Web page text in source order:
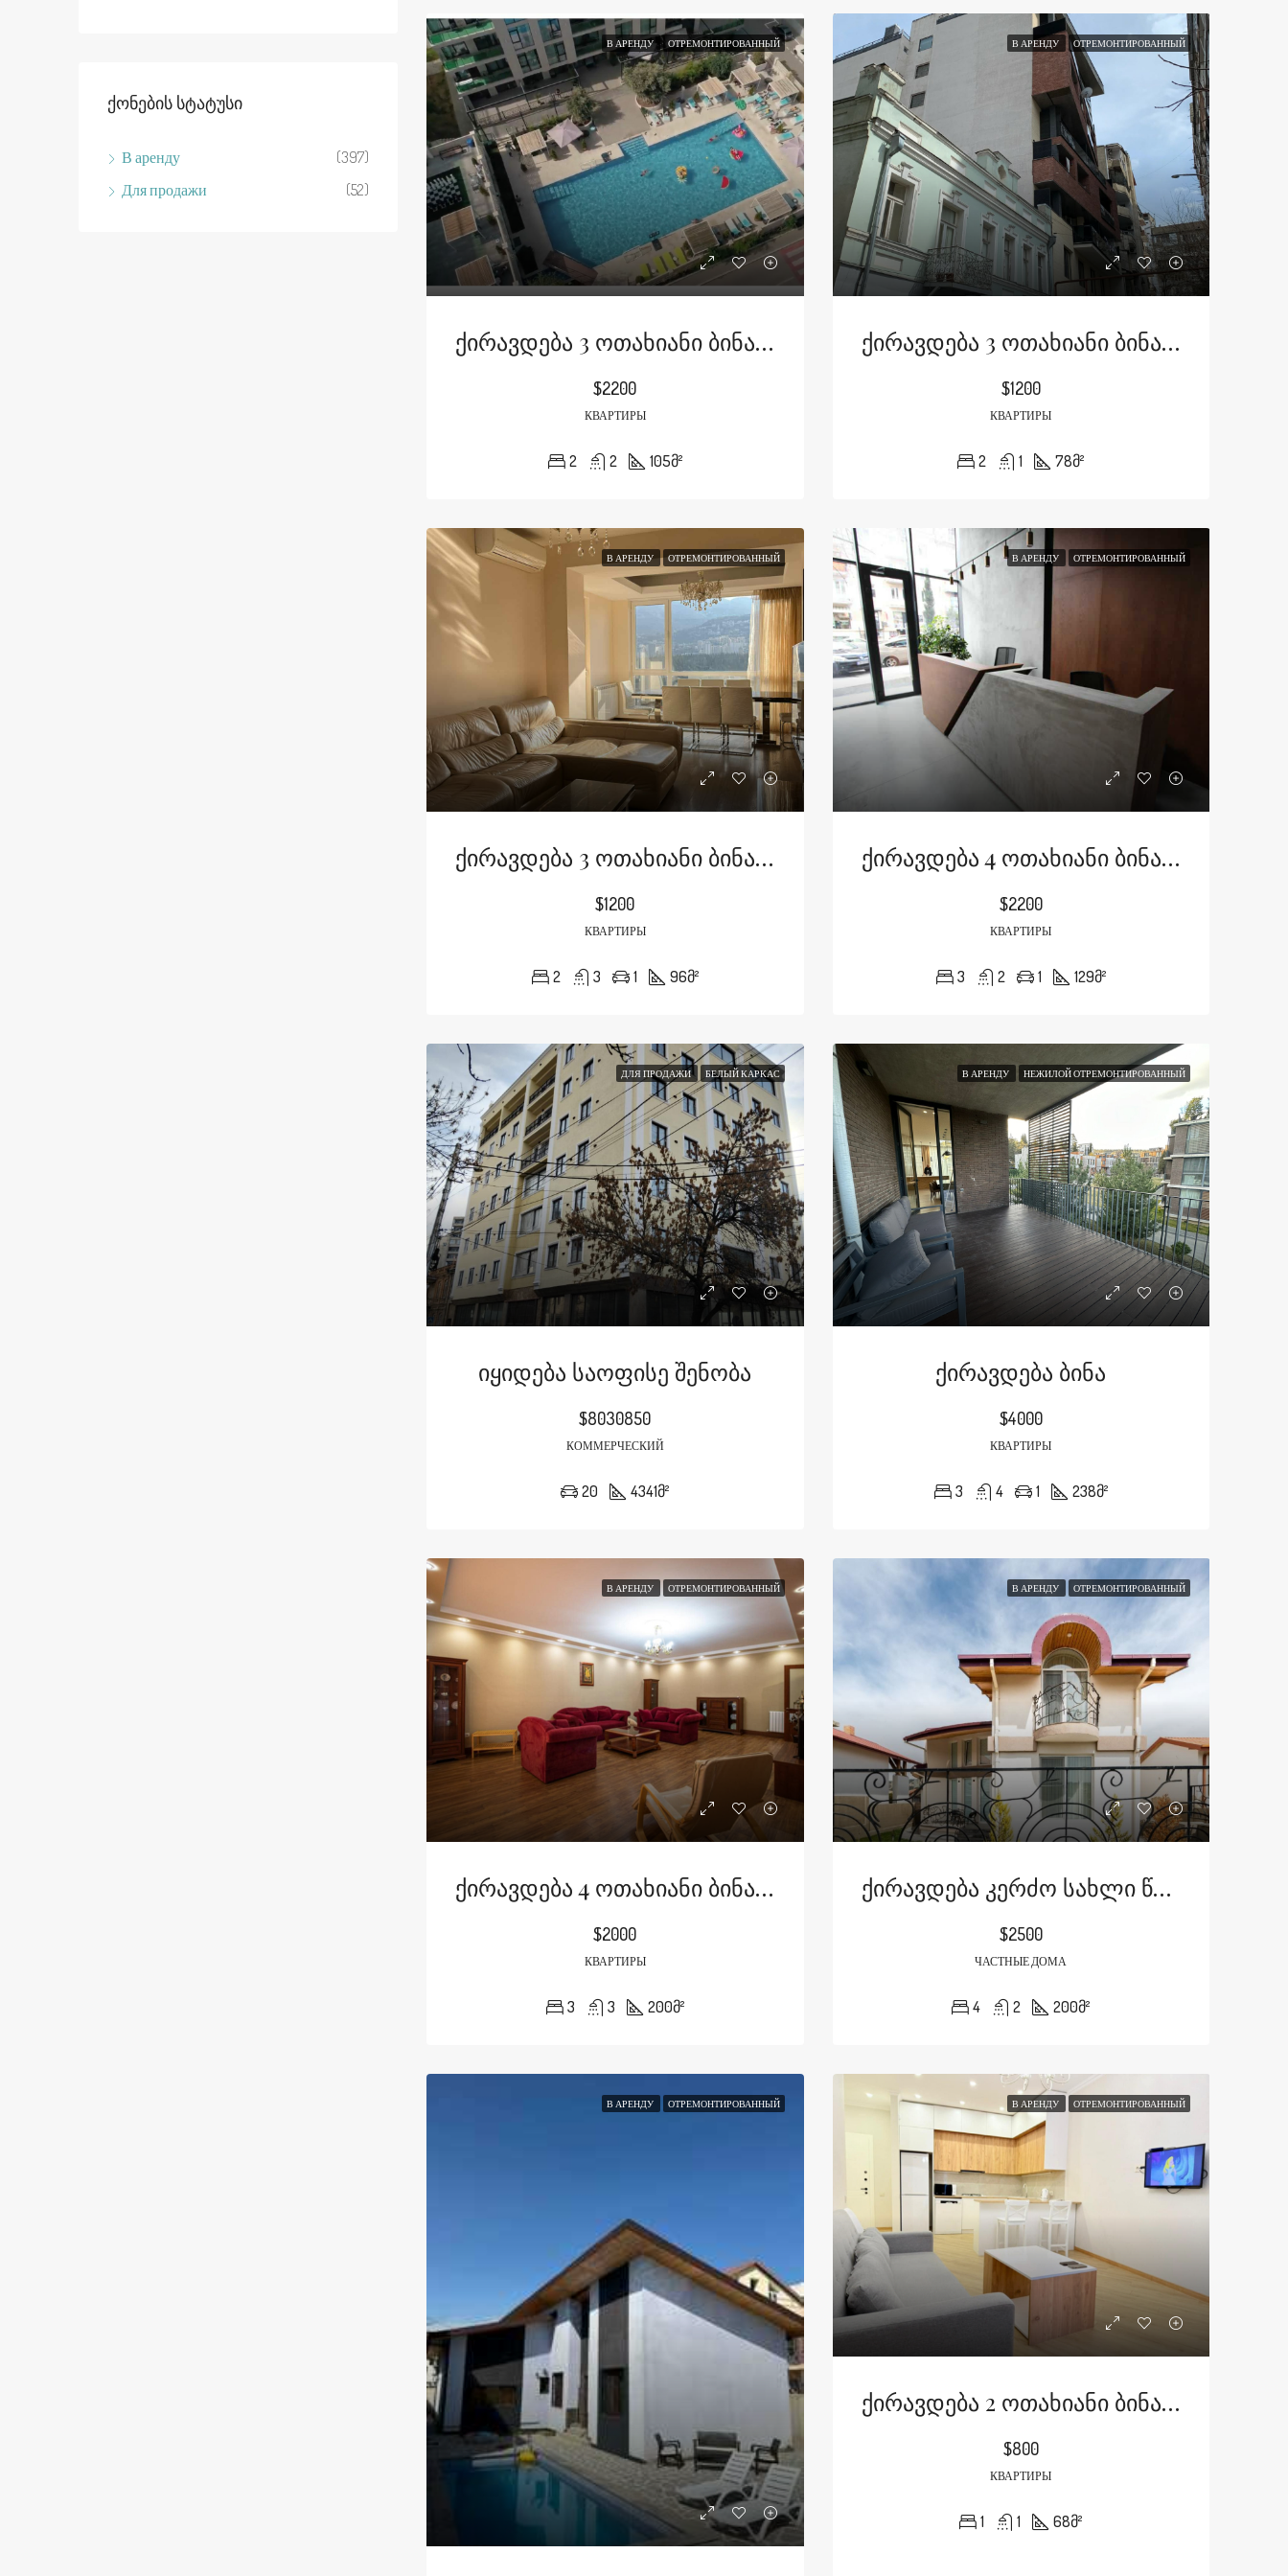
В АРЕНДУ ОТРЕМОНТИРОВАННЫЙ
Ქირავდება 3 Ოთახიანი Ბინა Კრწანისში Ვილა Რეზიდენსში
$2200
КВАРТИРЫ
2 2 105მ²
В АРЕНДУ ОТРЕМОНТИРОВАННЫЙ
Ქირავდება 3 Ოთახიანი Ბინა Ჭიაურელის Ქუჩაზე
$1200
КВАРТИРЫ
2 1 78მ²
В АРЕНДУ ОТРЕМОНТИРОВАННЫЙ
Ქირავდება 3 Ოთახიანი Ბინა Ქავთარაძის Ქუჩაზე
$1200
КВАРТИРЫ
2 3 1 96მ²
В АРЕНДУ ОТРЕМОНТИРОВАННЫЙ
Ქირავდება 4 Ოთახიანი Ბინა Ყაზბეგის Გამზირზე
$2200
КВАРТИРЫ
3 2 1 129მ²
ДЛЯ ПРОДАЖИ БЕЛЫЙ КАРКАС
Იყიდება Საოფისე Შენობა
$8030850
КОММЕРЧЕСКИЙ
20 4341მ²
В АРЕНДУ НЕЖИЛОЙ ОТРЕМОНТИРОВАННЫЙ
Ქირავდება Ბინა
$4000
КВАРТИРЫ
3 4 1 238მ²
В АРЕНДУ ОТРЕМОНТИРОВАННЫЙ
Ქირავდება 4 Ოთახიანი Ბინა Ჟვანიას Ქუჩაზე
$2000
КВАРТИРЫ
3 3 200მ²
В АРЕНДУ ОТРЕМОНТИРОВАННЫЙ
Ქირავდება Კერძო Სახლი Წავკისში
$2500
ЧАСТНЫЕ ДОМА
4 2 200მ²
В АРЕНДУ ОТРЕМОНТИРОВАННЫЙ В АРЕНДУ ОТРЕМОНТИРОВАННЫЙ
Ქირავდება 2 Ოთახიანი Ბინა Გრინჰილ Რეზიდენსში
$800
КВАРТИРЫ
1 1 68მ²
Ქონების Სტატუსი
В аренду
(397)
Для продажи
(52)